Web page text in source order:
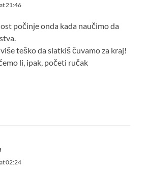
21:46
počinje onda kada naučimo da
teško da slatkiš čuvamo za kraj!
li, ipak, početi ručak
02:24